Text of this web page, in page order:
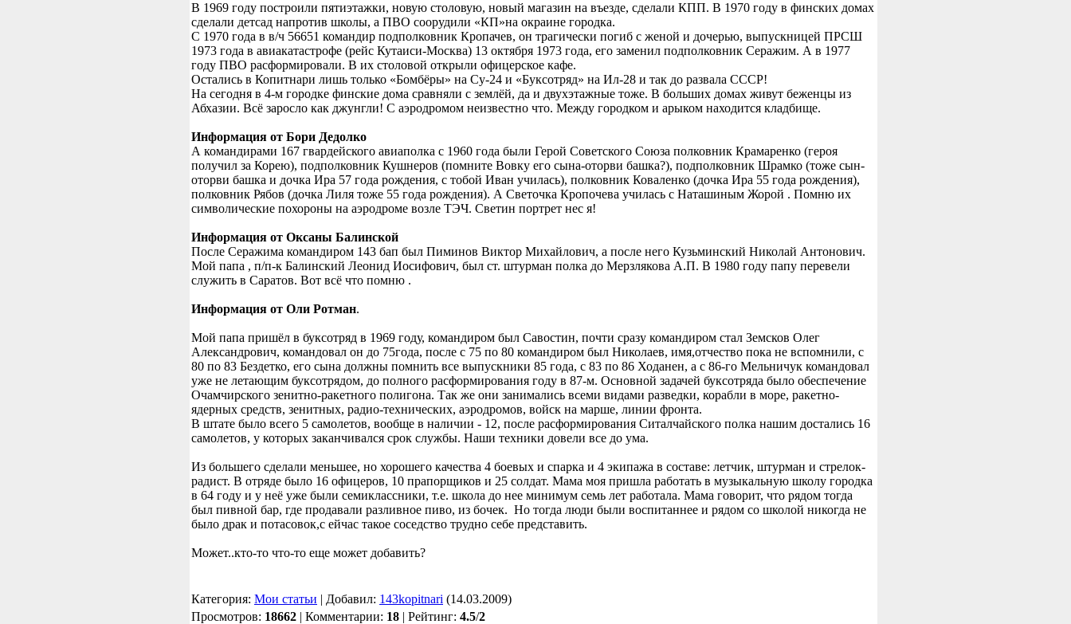
В 1969 году построили пятиэтажки, новую столовую, новый магазин на въезде, сделали КПП. В 1970 году в финских домах
сделали детсад напротив школы, а ПВО соорудили «КП»на окраине городка.
С 1970 года в в/ч 56651 командир подполковник Кропачев, он трагически погиб с женой и дочерью, выпускницей ПРСШ
1973 года в авиакатастрофе (рейс Кутаиси-Москва) 13 октября 1973 года, его заменил подполковник Серажим. А в 1977
году ПВО расформировали. В их столовой открыли офицерское кафе.
Остались в Копитнари лишь только «Бомбёры» на Су-24 и «Буксотряд» на Ил-28 и так до развала СССР!
На сегодня в 4-м городке финские дома сравняли с землёй, да и двухэтажные тоже. В больших домах живут беженцы из
Абхазии. Всё заросло как джунгли! С аэродромом неизвестно что. Между городком и арыком находится кладбище.
Информация от Бори Дедолко
А командирами 167 гвардейского авиаполка с 1960 года были Герой Советского Союза полковник Крамаренко (героя
получил за Корею), подполковник Кушнеров (помните Вовку его сына-оторви башка?), подполковник Шрамко (тоже сын-
оторви башка и дочка Ира 57 года рождения, с тобой Иван училась), полковник Коваленко (дочка Ира 55 года рождения),
полковник Рябов (дочка Лиля тоже 55 года рождения). А Светочка Кропочева училась с Наташиным Жорой . Помню их
символические похороны на аэродроме возле ТЭЧ. Светин портрет нес я!
Информация от Оксаны Балинской
После Серажима командиром 143 бап был Пиминов Виктор Михайлович, а после него Кузьминский Николай Антонович.
Мой папа , п/п-к Балинский Леонид Иосифович, был ст. штурман полка до Мерзлякова А.П. В 1980 году папу перевели
служить в Саратов. Вот всё что помню .
Информация от Оли Ротман.
Мой папа пришёл в буксотряд в 1969 году, командиром был Савостин, почти сразу командиром стал Земсков Олег
Александрович, командовал он до 75года, после с 75 по 80 командиром был Николаев, имя,отчество пока не вспомнили, с
80 по 83 Бездетко, его сына должны помнить все выпускники 85 года, с 83 по 86 Ходанен, а с 86-го Мельничук командовал
уже не летающим буксотрядом, до полного расформирования году в 87-м. Основной задачей буксотряда было обеспечение
Очамчирского зенитно-ракетного полигона. Так же они занимались всеми видами разведки, корабли в море, ракетно-
ядерных средств, зенитных, радио-технических, аэродромов, войск на марше, линии фронта.
В штате было всего 5 самолетов, вообще в наличии - 12, после расформирования Ситалчайского полка нашим достались 16
самолетов, у которых заканчивался срок службы. Наши техники довели все до ума.
Из большего сделали меньшее, но хорошего качества 4 боевых и спарка и 4 экипажа в составе: летчик, штурман и стрелок-
радист. В отряде было 16 офицеров, 10 прапорщиков и 25 солдат. Мама моя пришла работать в музыкальную школу городка
в 64 году и у неё уже были семиклассники, т.е. школа до нее минимум семь лет работала. Мама говорит, что рядом тогда
был пивной бар, где продавали разливное пиво, из бочек. Но тогда люди были воспитаннее и рядом со школой никогда не
было драк и потасовок,с ейчас такое соседство трудно себе представить.
Может..кто-то что-то еще может добавить?
Категория: Мои статьи | Добавил: 143kopitnari (14.03.2009)
Просмотров: 18662 | Комментарии: 18 | Рейтинг: 4.5/2